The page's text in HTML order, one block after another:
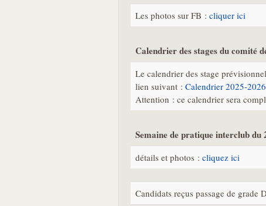
Les photos sur FB : cliquer ici
Calendrier des stages du comité
Le calendrier des stage
lien suivant : Calendrier 2025-
Attention : ce calendrier sera
Semaine de pratique interclub du
détails et photos : cliquez ici
Candidats reçus passage de grade